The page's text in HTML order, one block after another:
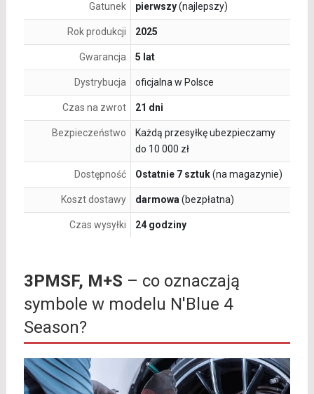
Gatunek pierwszy(najlepszy)
Rok produkcji 2025
Gwarancja 5 lat
Dystrybucja oficjalna w Polsce
Czas na zwrot 21 dni
Bezpieczeństwo
Każdą przesyłkę ubezpieczamy
do 10 000 zł
Dostępność Ostatnie 7 sztuk(na magazynie)
Koszt dostawy darmowa (bezpłatna)
Czas wysyłki 24 godziny
3PMSF, M+S – co oznaczają
symbole w modelu N'Blue 4
Season?